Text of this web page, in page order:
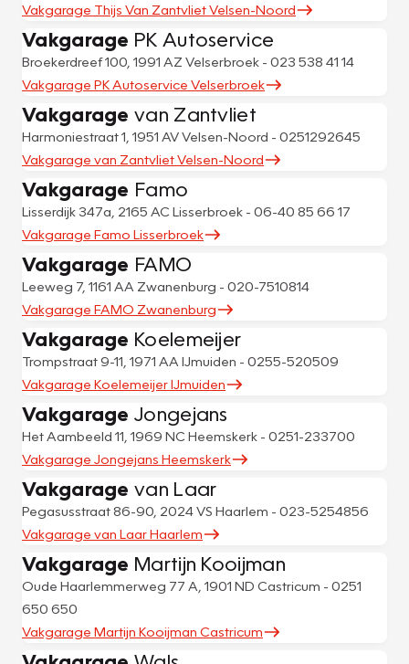
Vakgarage Thijs Van Zantvliet Velsen-Noord
Vakgarage PK Autoservice
Broekerdreef 100, 1991 AZ Velserbroek - 023 538 41 14
Vakgarage PK Autoservice Velserbroek
Vakgarage van Zantvliet
Harmoniestraat 1, 1951 AV Velsen-Noord - 0251292645
Vakgarage van Zantvliet Velsen-Noord
Vakgarage Famo
Lisserdijk 347a, 2165 AC Lisserbroek - 06-40 85 66 17
Vakgarage Famo Lisserbroek
Vakgarage FAMO
Leeweg 7, 1161 AA Zwanenburg - 020-7510814
Vakgarage FAMO Zwanenburg
Vakgarage Koelemeijer
Trompstraat 9-11, 1971 AA IJmuiden - 0255-520509
Vakgarage Koelemeijer IJmuiden
Vakgarage Jongejans
Het Aambeeld 11, 1969 NC Heemskerk - 0251-233700
Vakgarage Jongejans Heemskerk
Vakgarage van Laar
Pegasusstraat 86-90, 2024 VS Haarlem - 023-5254856
Vakgarage van Laar Haarlem
Vakgarage Martijn Kooijman
Oude Haarlemmerweg 77 A, 1901 ND Castricum - 0251
650 650
Vakgarage Martijn Kooijman Castricum